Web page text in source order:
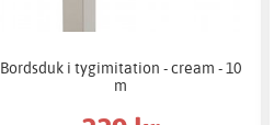
Bordsduk i tygimitation - cream - 10
m